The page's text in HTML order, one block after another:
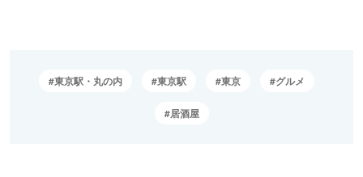
東京駅・丸の内 東京駅 東京 グルメ
居酒屋